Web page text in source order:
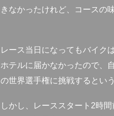
きなかったけれど、コースの
レース当日になってもバイク
ホテルに届かなかったので、
の世界選手権に挑戦するとい
しかし、レーススタート2時